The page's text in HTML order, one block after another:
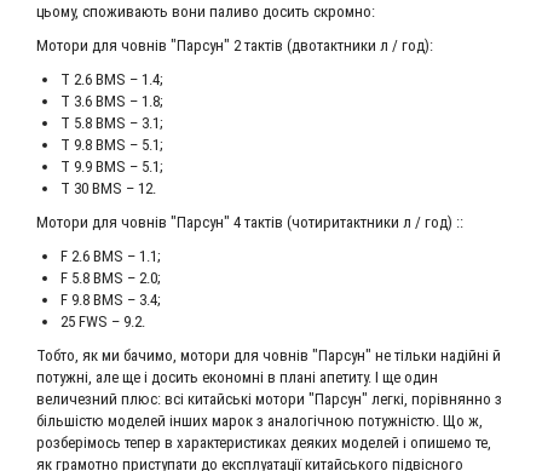
цьому, споживають вони паливо досить скромно:
Мотори для човнів "Парсун" 2 тактів (двотактники л / год):
T 2.6 BMS – 1.4;
T 3.6 BMS – 1.8;
T 5.8 BMS – 3.1;
T 9.8 BMS – 5.1;
T 9.9 BMS – 5.1;
T 30 BMS – 12.
Мотори для човнів "Парсун" 4 тактів (чотиритактники л / год) ::
F 2.6 BMS – 1.1;
F 5.8 BMS – 2.0;
F 9.8 BMS – 3.4;
25 FWS – 9.2.
Тобто, як ми бачимо, мотори для човнів "Парсун" не тільки надійні й
потужні, але ще і досить економні в плані апетиту. І ще один
величезний плюс: всі китайські мотори "Парсун" легкі, порівнянно з
більшістю моделей інших марок з аналогічною потужністю. Що ж,
розберімось тепер в характеристиках деяких моделей і опишемо те,
як грамотно приступати до експлуатації китайського підвісного